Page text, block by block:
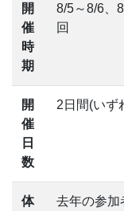
開
催
時
期
8/5～8/6、
回
開
催
日
数
2日間(いず
体
去年の参